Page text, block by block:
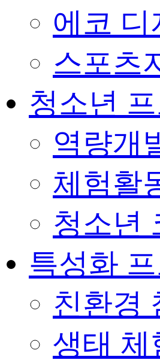
에코 디
스포츠
청소년
역량개
체험활
청소년
특성화
친환경
생태 체